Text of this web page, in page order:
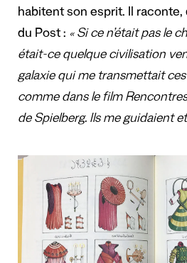
habitent son esprit. Il
du Post : « Si ce n’était pas le
était-ce quelque civilisation
galaxie qui me transmettait
comme dans le film
de Spielberg. Ils me guidaient